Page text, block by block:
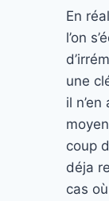
En
l’on
une
il
coup
déja
cas